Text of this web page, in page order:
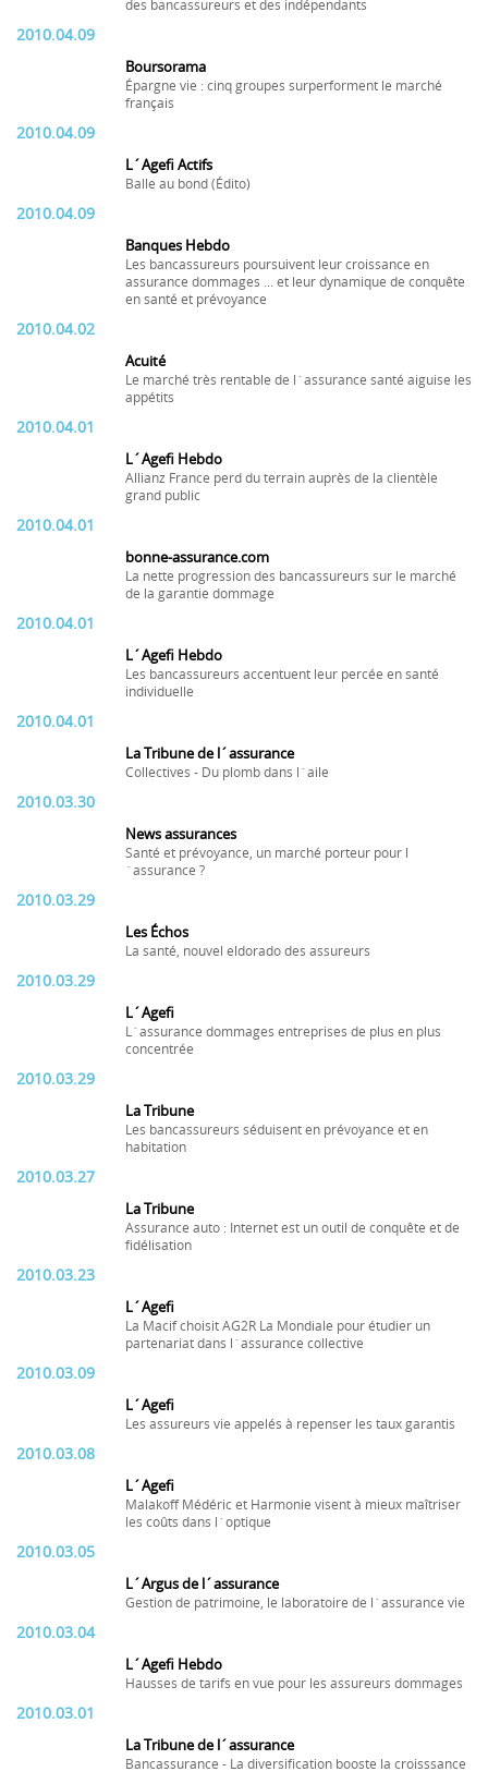
des bancassureurs et des indépendants
2010.04.09
Boursorama
Épargne vie : cinq groupes surperforment le marché
français
2010.04.09
L´Agefi Actifs
Balle au bond (Édito)
2010.04.09
Banques Hebdo
Les bancassureurs poursuivent leur croissance en
assurance dommages ... et leur dynamique de conquête
en santé et prévoyance
2010.04.02
Acuité
Le marché très rentable de l´assurance santé aiguise les
appétits
2010.04.01
L´Agefi Hebdo
Allianz France perd du terrain auprès de la clientèle
grand public
2010.04.01
bonne-assurance.com
La nette progression des bancassureurs sur le marché
de la garantie dommage
2010.04.01
L´Agefi Hebdo
Les bancassureurs accentuent leur percée en santé
individuelle
2010.04.01
La Tribune de l´assurance
Collectives - Du plomb dans l´aile
2010.03.30
News assurances
Santé et prévoyance, un marché porteur pour l
´assurance ?
2010.03.29
Les Échos
La santé, nouvel eldorado des assureurs
2010.03.29
L´Agefi
L´assurance dommages entreprises de plus en plus
concentrée
2010.03.29
La Tribune
Les bancassureurs séduisent en prévoyance et en
habitation
2010.03.27
La Tribune
Assurance auto : Internet est un outil de conquête et de
fidélisation
2010.03.23
L´Agefi
La Macif choisit AG2R La Mondiale pour étudier un
partenariat dans l´assurance collective
2010.03.09
L´Agefi
Les assureurs vie appelés à repenser les taux garantis
2010.03.08
L´Agefi
Malakoff Médéric et Harmonie visent à mieux maîtriser
les coûts dans l´optique
2010.03.05
L´Argus de l´assurance
Gestion de patrimoine, le laboratoire de l´assurance vie
2010.03.04
L´Agefi Hebdo
Hausses de tarifs en vue pour les assureurs dommages
2010.03.01
La Tribune de l´assurance
Bancassurance - La diversification booste la croisssance